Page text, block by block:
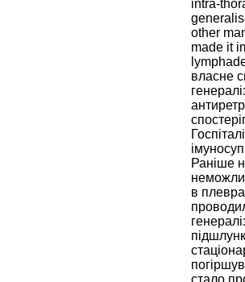
intra-
other
made it
власне
Раніше
в
стало